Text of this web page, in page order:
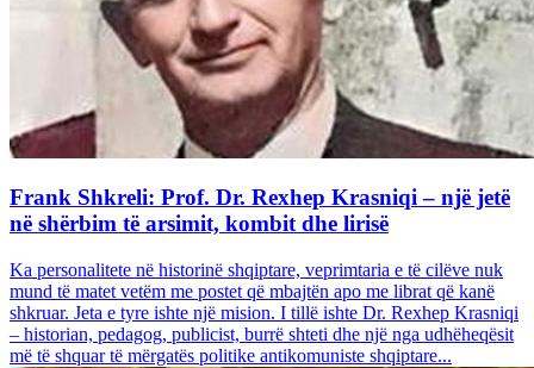
Frank Shkreli: Prof. Dr. Rexhep Krasniqi – një jetë
në shërbim të arsimit, kombit dhe lirisë
Ka personalitete në historinë shqiptare, veprimtaria e të cilëve nuk
mund të matet vetëm me postet që mbajtën apo me librat që kanë
shkruar. Jeta e tyre ishte një mision. I tillë ishte Dr. Rexhep Krasniqi
– historian, pedagog, publicist, burrë shteti dhe një nga udhëheqësit
më të shquar të mërgatës politike antikomuniste shqiptare...